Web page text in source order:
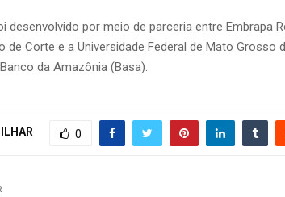
desenvolvido por meio de parceria entre Embrapa
de Corte e a Universidade Federal de Mato Grosso
da Amazônia (Basa).
0